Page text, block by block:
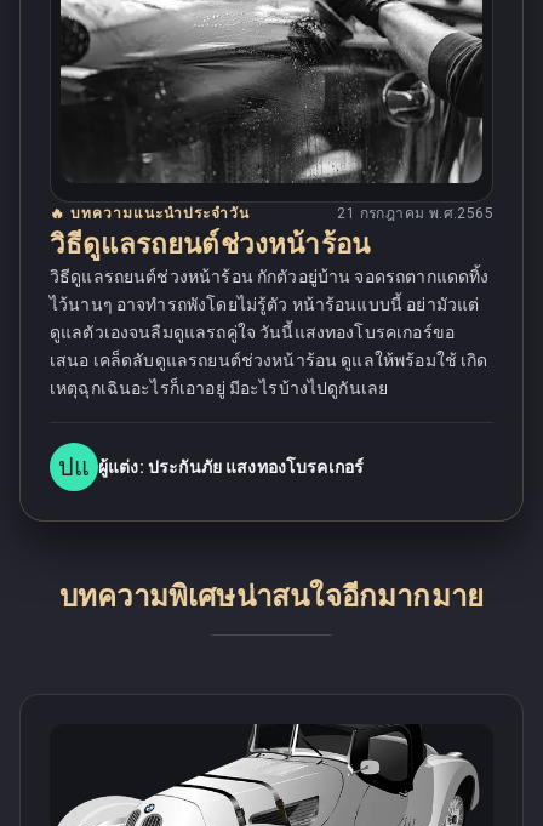
🔥 บทความแนะนำประจำวัน 21 กรกฎาคม พ.ศ.2565
วิธีดูแลรถยนต์ช่วงหน้าร้อน
วิธีดูแลรถยนต์ช่วงหน้าร้อน กักตัวอยู่บ้าน จอดรถตากแดดทิ้ง
ไว้นานๆ อาจทำรถพังโดยไม่รู้ตัว หน้าร้อนแบบนี้ อย่ามัวแต่
ดูแลตัวเองจนลืมดูแลรถคู่ใจ วันนี้แสงทองโบรคเกอร์ขอ
เสนอ เคล็ดลับดูแลรถยนต์ช่วงหน้าร้อน ดูแลให้พร้อมใช้ เกิด
เหตุฉุกเฉินอะไรก็เอาอยู่ มีอะไรบ้างไปดูกันเลย
ปแ ผู้แต่ง: ประกันภัย แสงทองโบรคเกอร์
บทความพิเศษน่าสนใจอีกมากมาย